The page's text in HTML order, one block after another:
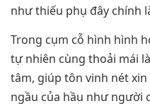
như thiếu phụ đây chính
Trong cụm cỗ hình hình
tự nhiên cùng thoải mái
tâm, giúp tôn vinh nét
ngầu của hầu như người